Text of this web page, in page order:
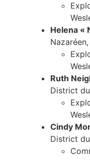
Helena «
Ruth
District
Cindy
District